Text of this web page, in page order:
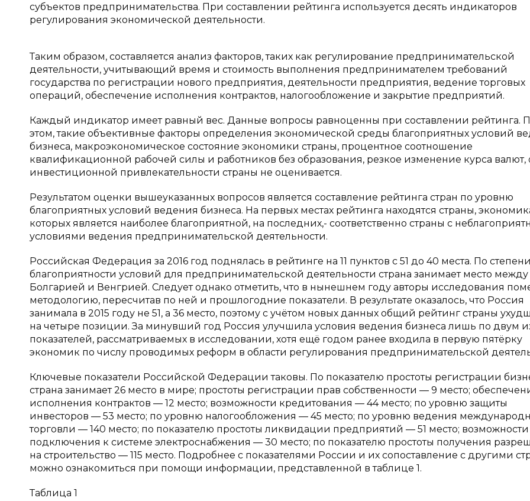
субъектов предпринимательства. При составлении рейтинга используется десять индикаторов
регулирования экономической деятельности.
Таким образом, составляется анализ факторов, таких как регулирование предпринимательской
деятельности, учитывающий время и стоимость выполнения предпринимателем требований
государства по регистрации нового предприятия, деятельности предприятия, ведение торговых
операций, обеспечение исполнения контрактов, налогообложение и закрытие предприятий.
Каждый индикатор имеет равный вес. Данные вопросы равноценны при составлении рейтинга.
этом, такие объективные факторы определения экономической среды благоприятных условий
бизнеса, макроэкономическое состояние экономики страны, процентное соотношение
квалификационной рабочей силы и работников без образования, резкое изменение курса валют,
инвестиционной привлекательности страны не оценивается.
Результатом оценки вышеуказанных вопросов является составление рейтинга стран по уровню
благоприятных условий ведения бизнеса. На первых местах рейтинга находятся страны,
которых является наиболее благоприятной, на последних,- соответственно страны с
условиями ведения предпринимательской деятельности.
Российская Федерация за 2016 год поднялась в рейтинге на 11 пунктов с 51 до 40 места. По степени
благоприятности условий для предпринимательской деятельности страна занимает место между
Болгарией и Венгрией. Следует однако отметить, что в нынешнем году авторы исследования
методологию, пересчитав по ней и прошлогодние показатели. В результате оказалось, что Россия
занимала в 2015 году не 51, а 36 место, поэтому с учётом новых данных общий рейтинг страны
на четыре позиции. За минувший год Россия улучшила условия ведения бизнеса лишь по двум
показателей, рассматриваемых в исследовании, хотя ещё годом ранее входила в первую пятёрку
экономик по числу проводимых реформ в области регулирования предпринимательской
Ключевые показатели Российской Федерации таковы. По показателю простоты регистрации
страна занимает 26 место в мире; простоты регистрации прав собственности — 9 место;
исполнения контрактов — 12 место; возможности кредитования — 44 место; по уровню защиты
инвесторов — 53 место; по уровню налогообложения — 45 место; по уровню ведения
торговли — 140 место; по показателю простоты ликвидации предприятий — 51 место; возможности
подключения к системе электроснабжения — 30 место; по показателю простоты получения
на строительство — 115 место. Подробнее с показателями России и их сопоставление с другими
можно ознакомиться при помощи информации, представленной в таблице 1.
Таблица 1